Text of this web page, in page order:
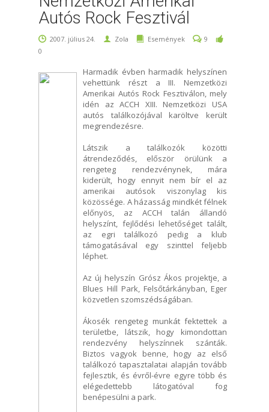
Autós Rock Fesztivál
2007. július 24. Zola Események
9
0
Harmadik évben harmadik helyszínen
vehettünk részt a III. Nemzetközi
Amerikai Autós Rock Fesztiválon, mely
idén az ACCH XIII. Nemzetközi USA
autós találkozójával karöltve került
megrendezésre.
Látszik a találkozók közötti
átrendeződés, először örülünk a
rengeteg rendezvénynek, mára
kiderült, hogy ennyit nem bír el az
amerikai autósok viszonylag kis
közössége. A házasság mindkét félnek
előnyös, az ACCH talán állandó
helyszínt, fejlődési lehetőséget talált,
az egri találkozó pedig a klub
támogatásával egy szinttel feljebb
léphet.
Az új helyszín Grósz Ákos projektje, a
Blues Hill Park, Felsőtárkányban, Eger
közvetlen szomszédságában.
Ákosék rengeteg munkát fektettek a
területbe, látszik, hogy kimondottan
rendezvény helyszínnek szánták.
Biztos vagyok benne, hogy az első
találkozó tapasztalatai alapján tovább
fejlesztik, és évről-évre egyre több és
elégedettebb látogatóval fog
benépesülni a park.